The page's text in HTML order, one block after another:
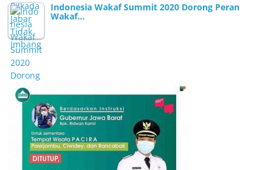
Indonesia Wakaf Summit 2020 Dorong Peran
Wakaf…